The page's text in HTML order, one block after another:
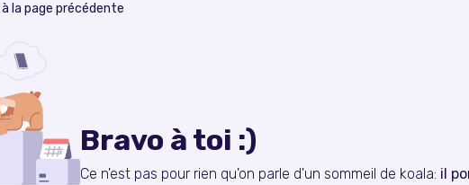
à la page précédente
Bravo à toi :)
Ce n'est pas pour rien qu'on parle d'un sommeil de koala: il